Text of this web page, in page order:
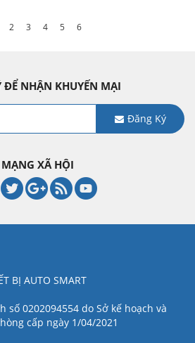
2 3 4 5 6
ĐỂ NHẬN KHUYẾN MẠI
Đăng Ký
MẠNG XÃ HỘI
BỊ AUTO SMART
số 0202094554 do Sở kế hoạch và
cấp ngày 1/04/2021